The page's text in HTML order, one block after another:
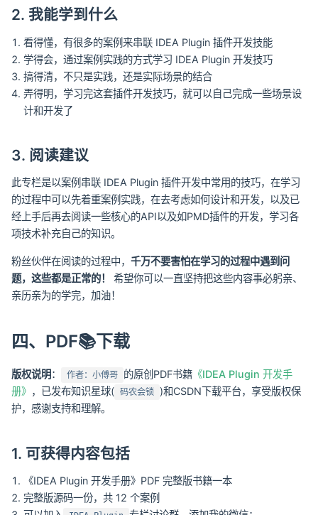
2. 我能学到什么
看得懂，有很多的案例来串联 IDEA Plugin 插件开发技能
学得会，通过案例实践的方式学习 IDEA Plugin 开发技巧
搞得清，不只是实践，还是实际场景的结合
弄得明，学习完这套插件开发技巧，就可以自己完成一些场景设
计和开发了
3. 阅读建议
此专栏是以案例串联 IDEA Plugin 插件开发中常用的技巧，在学习
的过程中可以先着重案例实践，在去考虑如何设计和开发，以及已
经上手后再去阅读一些核心的API以及如PMD插件的开发，学习各
项技术补充自己的知识。
粉丝伙伴在阅读的过程中， 千万不要害怕在学习的过程中遇到问
题，这些都是正常的！
希望你可以一直坚持把这些内容事必躬亲、
亲历亲为的学完，加油！
四、PDF📚下载
版权说明： 作者：小傅哥 的原创PDF书籍 《IDEA Plugin 开发手
册》 ，已发布知识星球( 码农会锁
)和CSDN下载平台，享受版权保
护，感谢支持和理解。
1. 可获得内容包括
《IDEA Plugin 开发手册》PDF 完整版书籍一本
完整版源码一份，共 12 个案例